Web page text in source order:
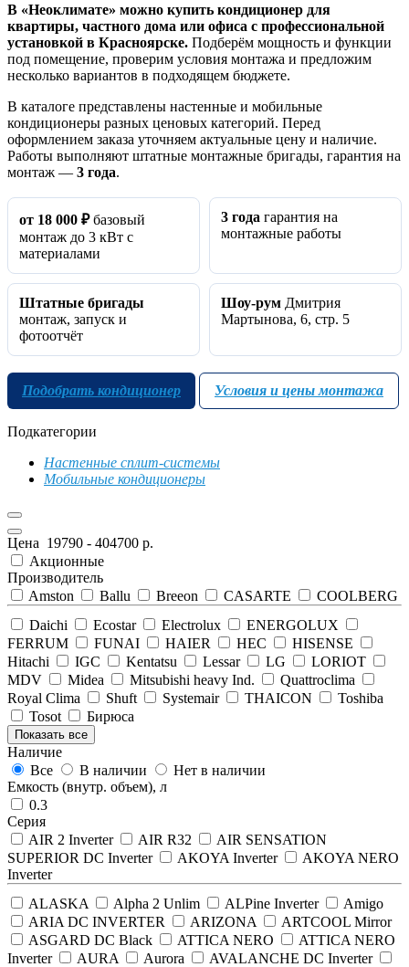
В «Неоклимате» можно купить кондиционер для
квартиры, частного дома или офиса с профессиональной
установкой в Красноярске. Подберём мощность и функции
под помещение, проверим условия монтажа и предложим
несколько вариантов в подходящем бюджете.
В каталоге представлены настенные и мобильные
кондиционеры разных ценовых категорий. Перед
оформлением заказа уточняем актуальные цену и наличие.
Работы выполняют штатные монтажные бригады, гарантия на
монтаж — 3 года.
от 18 000 ₽базовый
монтаж до 3 кВт с
материалами
3 года гарантия на
монтажные работы
Штатные бригады
монтаж, запуск и
фотоотчёт
Шоу‑рум Дмитрия
Мартынова, 6, стр. 5
Подобрать кондиционер Условия и цены монтажа
Подкатегории
Настенные сплит-системы
Мобильные кондиционеры
Цена 19790 - 404700 р.
Акционные
Производитель
Amston
Ballu Breeon CASARTE
COOLBERG
Daichi
Ecostar Electrolux
ENERGOLUX
FERRUM
FUNAI HAIER HEC
HISENSE
Hitachi
IGC Kentatsu Lessar LG
LORIOT
MDV
Midea Mitsubishi heavy Ind.
Quattroclima
Royal Clima
Shuft Systemair THAICON
Toshiba
Tosot
Бирюса
Показать все
Наличие
Все
В наличии
Нет в наличии
Емкость (внутр. объем), л
0.3
Серия
AIR 2 Inverter
AIR R32
AIR SENSATION
SUPERIOR DC Inverter
AKOYA Inverter
AKOYA NERO
Inverter
ALASKA
Alpha 2 Unlim ALPine Inverter
Amigo
ARIA DC INVERTER
ARIZONA
ARTCOOL Mirror
ASGARD DC Black
ATTICA NERO
ATTICA NERO
Inverter
AURA Aurora
AVALANCHE DC Inverter